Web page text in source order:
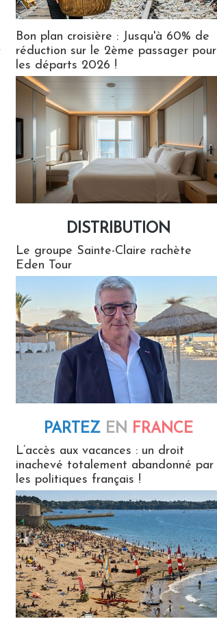
Bon plan croisière : Jusqu'à 60% de
réduction sur le 2ème passager pour
les départs 2026 !
DISTRIBUTION
Le groupe Sainte-Claire rachète
Eden Tour
PARTEZ EN FRANCE
L’accès aux vacances : un droit
inachevé totalement abandonné par
les politiques français !